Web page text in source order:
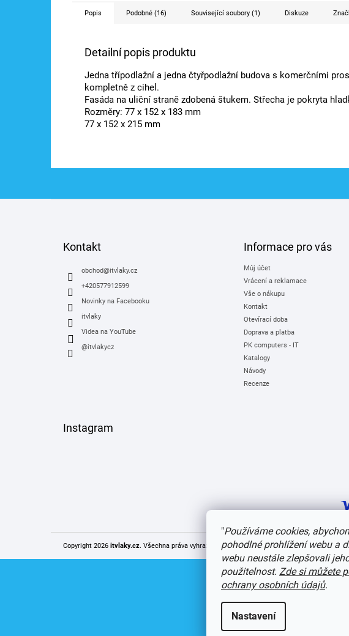
"Používáme cookies,
pohodlné prohlížení webu a
webu neustále zlepšovali
použitelnost. Zde si můžete
ochrany osobních údajů.
Nastavení
Popis Podobné (16) Související soubory (1) Diskuze
Detailní popis produktu
Jedna třípodlažní a jedna čtyřpodlažní budova s komerčními
kompletně z cihel.
Fasáda na uliční straně zdobená štukem. Střecha je pokryta
Rozměry: 77 x 152 x 183 mm
77 x 152 x 215 mm
Kontakt
obchod@itvlaky.cz
+420577912599
Novinky na Facebooku
itvlaky
Videa na YouTube
@itvlakycz
Informace pro vás
Můj účet
Vrácení a reklamace
Vše o nákupu
Kontakt
Otevírací doba
Doprava a platba
PK computers - IT
Katalogy
Návody
Recenze
Instagram
Copyright 2026 itvlaky.cz. Všechna práva vyhrazena.Upravit nastavení cookies